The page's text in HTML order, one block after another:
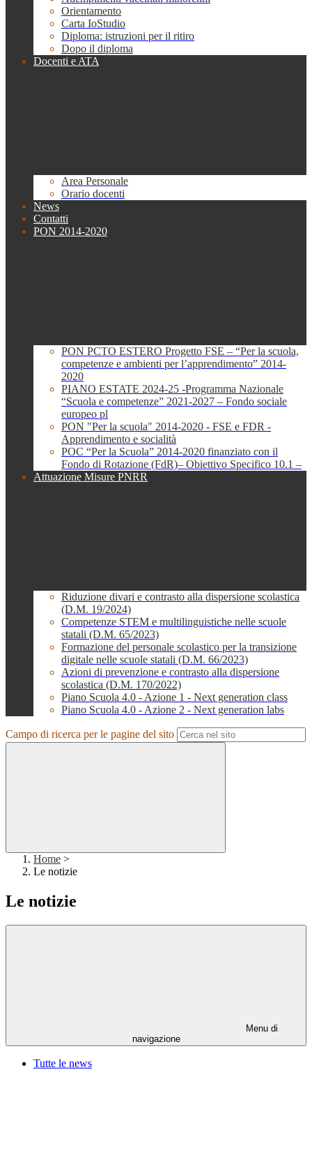
Orientamento
Carta IoStudio
Diploma: istruzioni per il ritiro
Dopo il diploma
Docenti e ATA
Area Personale
Orario docenti
News
Contatti
PON 2014-2020
PON PCTO ESTERO Progetto FSE – “Per la scuola,
competenze e ambienti per l’apprendimento” 2014-
2020
PIANO ESTATE 2024-25 -Programma Nazionale
“Scuola e competenze” 2021-2027 – Fondo sociale
europeo pl
PON "Per la scuola" 2014-2020 - FSE e FDR -
Apprendimento e socialità
POC “Per la Scuola” 2014-2020 finanziato con il
Fondo di Rotazione (FdR)– Obiettivo Specifico 10.1 –
Attuazione Misure PNRR
Riduzione divari e contrasto alla dispersione scolastica
(D.M. 19/2024)
Competenze STEM e multilinguistiche nelle scuole
statali (D.M. 65/2023)
Formazione del personale scolastico per la transizione
digitale nelle scuole statali (D.M. 66/2023)
Azioni di prevenzione e contrasto alla dispersione
scolastica (D.M. 170/2022)
Piano Scuola 4.0 - Azione 1 - Next generation class
Piano Scuola 4.0 - Azione 2 - Next generation labs
Campo di ricerca per le pagine del sito
Home >
Le notizie
Le notizie
Menu di
navigazione
Tutte le news